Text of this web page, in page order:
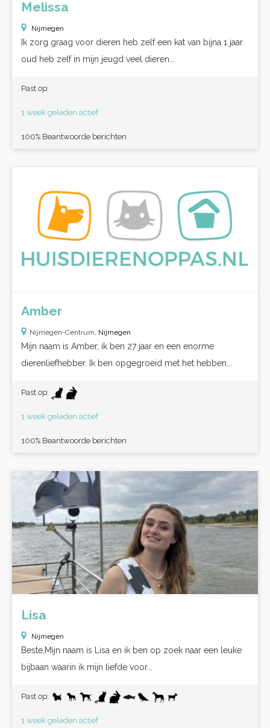
Melissa
Nijmegen
Ik zorg graag voor dieren heb zelf een kat van bijna 1 jaar
oud heb zelf in mijn jeugd veel dieren...
Past op:
1 week geleden actief
100% Beantwoorde berichten
Amber
Nijmegen-Centrum, Nijmegen
Mijn naam is Amber, ik ben 27 jaar en een enorme
dierenliefhebber. Ik ben opgegroeid met het hebben...
Past op:
1 week geleden actief
100% Beantwoorde berichten
Lisa
Nijmegen
Beste,Mijn naam is Lisa en ik ben op zoek naar een leuke
bijbaan waarin ik mijn liefde voor...
Past op:
1 week geleden actief